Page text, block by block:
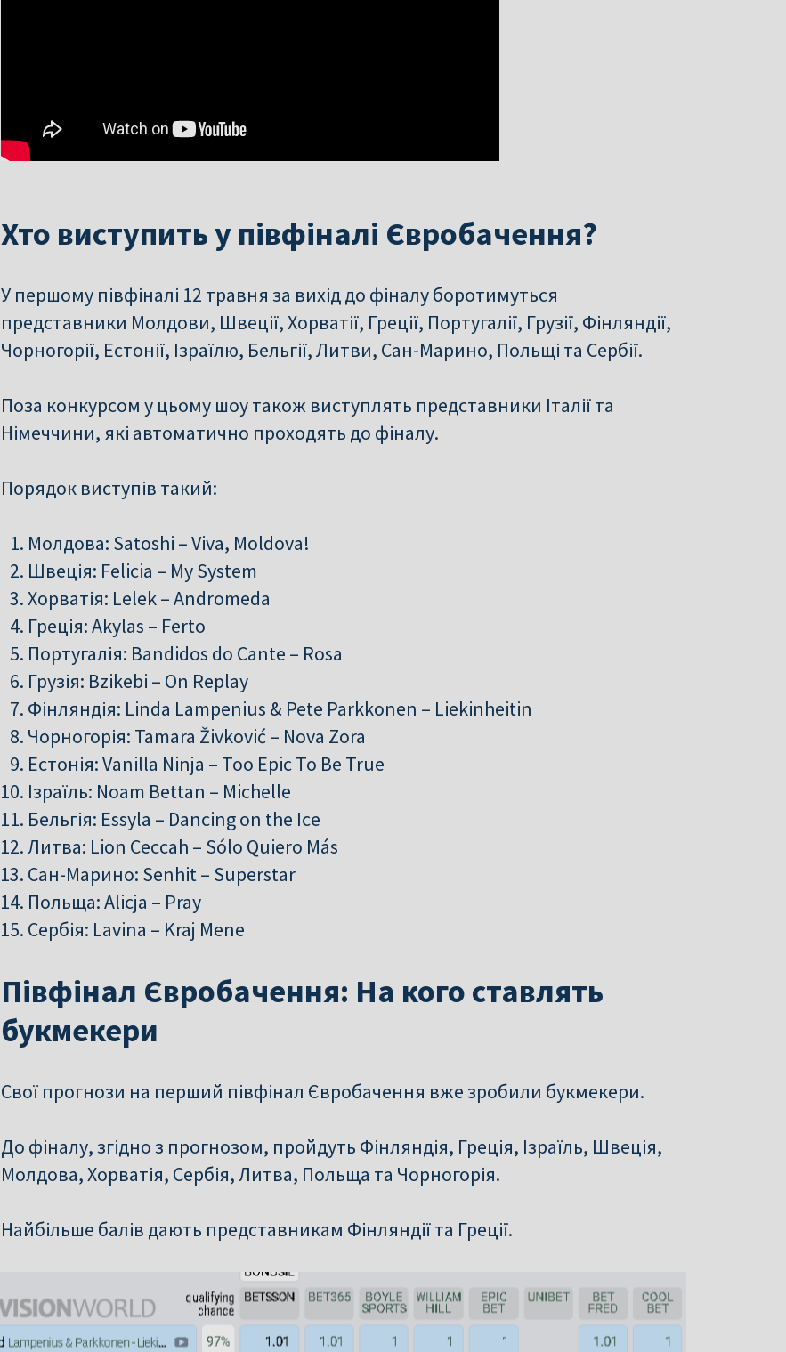
Хто виступить у півфіналі Євробачення?
У першому півфіналі 12 травня за вихід до фіналу боротимуться
представники Молдови, Швеції, Хорватії, Греції, Португалії, Грузії, Фінляндії,
Чорногорії, Естонії, Ізраїлю, Бельгії, Литви, Сан-Марино, Польщі та Сербії.
Поза конкурсом у цьому шоу також виступлять представники Італії та
Німеччини, які автоматично проходять до фіналу.
Порядок виступів такий:
Молдова: Satoshi – Viva, Moldova!
Швеція: Felicia – My System
Хорватія: Lelek – Andromeda
Греція: Akylas – Ferto
Португалія: Bandidos do Cante – Rosa
Грузія: Bzikebi – On Replay
Фінляндія: Linda Lampenius & Pete Parkkonen – Liekinheitin
Чорногорія: Tamara Živković – Nova Zora
Естонія: Vanilla Ninja – Too Epic To Be True
Ізраїль: Noam Bettan – Michelle
Бельгія: Essyla – Dancing on the Ice
Литва: Lion Ceccah – Sólo Quiero Más
Сан-Марино: Senhit – Superstar
Польща: Alicja – Pray
Сербія: Lavina – Kraj Mene
Півфінал Євробачення: На кого ставлять
букмекери
Свої прогнози на перший півфінал Євробачення вже зробили букмекери.
До фіналу, згідно з прогнозом, пройдуть Фінляндія, Греція, Ізраїль, Швеція,
Молдова, Хорватія, Сербія, Литва, Польща та Чорногорія.
Найбільше балів дають представникам Фінляндії та Греції.